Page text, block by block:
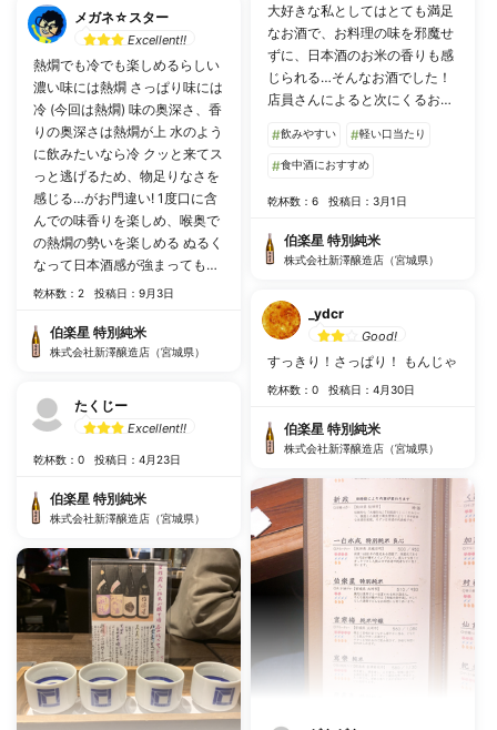
大好きな私としてはとても満足
なお酒で、お料理の味を邪魔せ
ずに、日本酒のお米の香りも感
じられる…そんなお酒でした！
店員さんによると次にくるお
とでしたが、調べてみてもその
ような情報は見つけられません
世界酒蔵ランキングで5つ星を
獲得した酒蔵様のようです！
#飲みやすい #軽い口当たり
#食中酒におすすめ
乾杯数：6 投稿日：3月1日
伯楽星 特別純米
株式会社新澤醸造店（宮城県）
メガネ☆スター
Excellent!!
熱燗でも冷でも楽しめるらしい
濃い味には熱燗 さっぱり味には
冷 (今回は熱燗) 味の奥深さ、香
りの奥深さは熱燗が上 水のよう
に飲みたいなら冷 クッと来てス
っと逃げるため、物足りなさを
感じる…がお門違い! 1度口に含
んでの味香りを楽しめ、喉奥で
の熱燗の勢いを楽しめる ぬるく
なって日本酒感が強まっても嫌
味がない
乾杯数：2 投稿日：9月3日
伯楽星 特別純米
株式会社新澤醸造店（宮城県）
_ydcr
Good!
すっきり！さっぱり！ もんじゃ
乾杯数：0 投稿日：4月30日
伯楽星 特別純米
株式会社新澤醸造店（宮城県）
たくじー
Excellent!!
乾杯数：0 投稿日：4月23日
伯楽星 特別純米
株式会社新澤醸造店（宮城県）